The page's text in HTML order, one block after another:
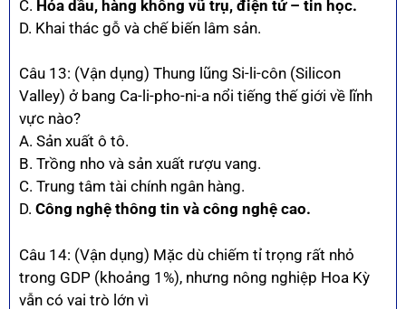
C. Hóa dầu, hàng không vũ trụ, điện tử – tin học.
D. Khai thác gỗ và chế biến lâm sản.
Câu 13: (Vận dụng) Thung lũng Si-li-côn (Silicon
Valley) ở bang Ca-li-pho-ni-a nổi tiếng thế giới về lĩnh
vực nào?
A. Sản xuất ô tô.
B. Trồng nho và sản xuất rượu vang.
C. Trung tâm tài chính ngân hàng.
D. Công nghệ thông tin và công nghệ cao.
Câu 14: (Vận dụng) Mặc dù chiếm tỉ trọng rất nhỏ
trong GDP (khoảng 1%), nhưng nông nghiệp Hoa Kỳ
vẫn có vai trò lớn vì